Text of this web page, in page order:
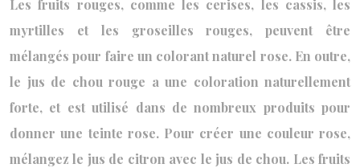
Les fruits rouges, comme les cerises, les cassis, les
myrtilles et les groseilles rouges, peuvent être
mélangés pour faire un colorant naturel rose. En outre,
le jus de chou rouge a une coloration naturellement
forte, et est utilisé dans de nombreux produits pour
donner une teinte rose. Pour créer une couleur rose,
mélangez le jus de citron avec le jus de chou. Les fruits